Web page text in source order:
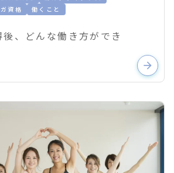
資格 働くこと
、どんな働き方ができ
arrow_forward